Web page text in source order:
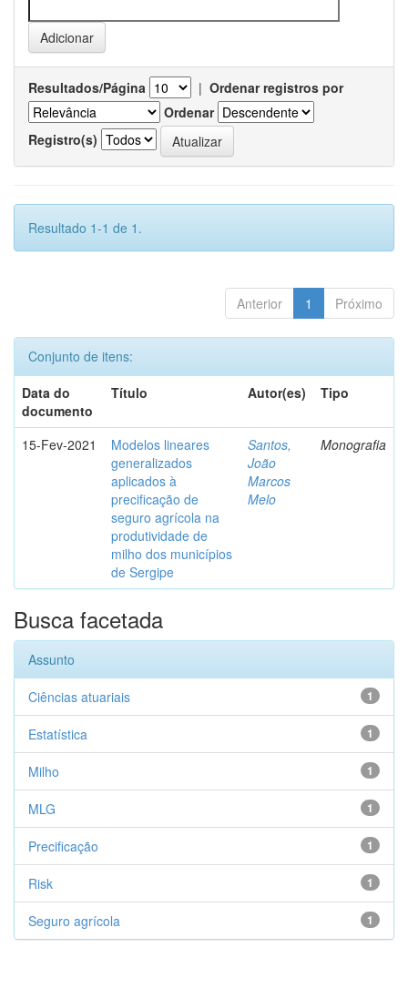
Resultados/Página | Ordenar registros por
Ordenar
Registro(s)
Resultado 1-1 de 1.
Anterior 1 Próximo
Conjunto de itens:
Data do
documento
Título Autor(es) Tipo
15-Fev-2021
Modelos lineares
generalizados
aplicados à
precificação de
seguro agrícola na
produtividade de
milho dos municípios
de Sergipe
Santos,
João
Marcos
Melo
Monografia
Busca facetada
Assunto
1
Ciências atuariais
1
Estatística
1
Milho
1
MLG
1
Precificação
1
Risk
1
Seguro agrícola